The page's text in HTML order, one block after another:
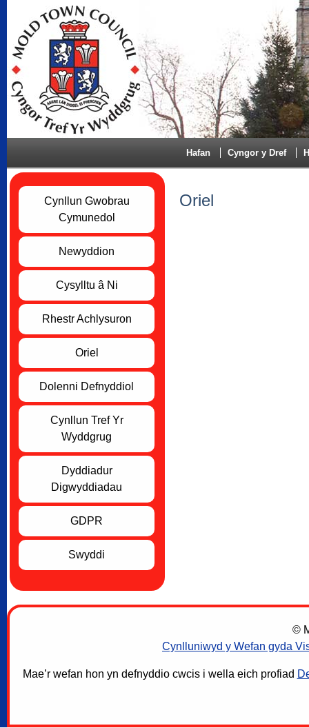
Hafan Cyngor y Dref
Cynllun Gwobrau
Cymunedol
Newyddion
Cysylltu â Ni
Rhestr Achlysuron
Oriel
Dolenni Defnyddiol
Cynllun Tref Yr
Wyddgrug
Dyddiadur
Digwyddiadau
GDPR
Swyddi
Oriel
©
Cynlluniwyd y Wefan gyda
Mae’r wefan hon yn defnyddio cwcis i wella eich profiad